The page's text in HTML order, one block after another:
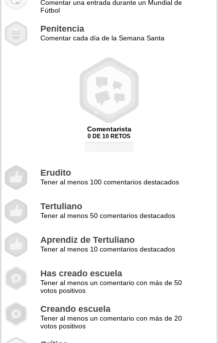
Comentar una entrada durante un Mundial de
Fútbol
Penitencia
Comentar cada día de la Semana Santa
Comentarista
0 DE 10 RETOS
Erudito
Tener al menos 100 comentarios destacados
Tertuliano
Tener al menos 50 comentarios destacados
Aprendiz de Tertuliano
Tener al menos 10 comentarios destacados
Has creado escuela
Tener al menos un comentario con más de 50
votos positivos
Creando escuela
Tener al menos un comentario con más de 20
votos positivos